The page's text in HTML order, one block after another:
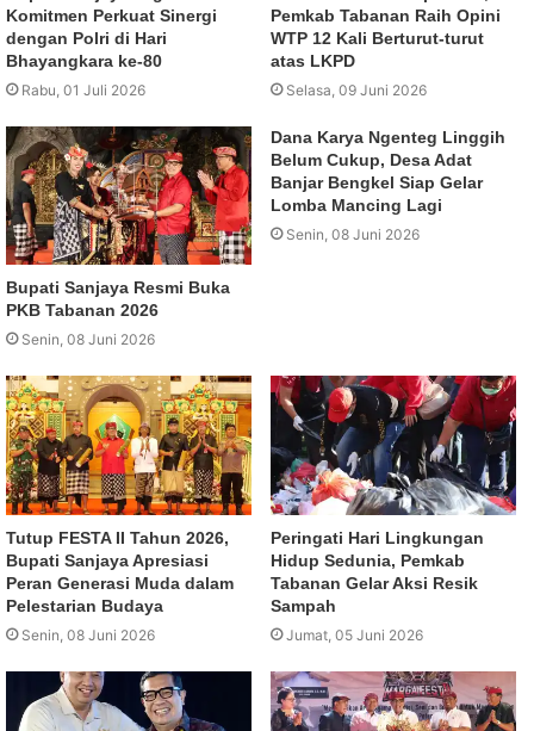
Komitmen Perkuat Sinergi
dengan Polri di Hari
Bhayangkara ke-80
Rabu, 01 Juli 2026
Pemkab Tabanan Raih Opini
WTP 12 Kali Berturut-turut
atas LKPD
Selasa, 09 Juni 2026
Bupati Sanjaya Resmi Buka
PKB Tabanan 2026
Senin, 08 Juni 2026
Dana Karya Ngenteg Linggih
Belum Cukup, Desa Adat
Banjar Bengkel Siap Gelar
Lomba Mancing Lagi
Senin, 08 Juni 2026
Tutup FESTA II Tahun 2026,
Bupati Sanjaya Apresiasi
Peran Generasi Muda dalam
Pelestarian Budaya
Senin, 08 Juni 2026
Peringati Hari Lingkungan
Hidup Sedunia, Pemkab
Tabanan Gelar Aksi Resik
Sampah
Jumat, 05 Juni 2026